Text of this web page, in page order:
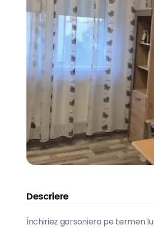
Descriere
Închiriez garsoniera pe termen